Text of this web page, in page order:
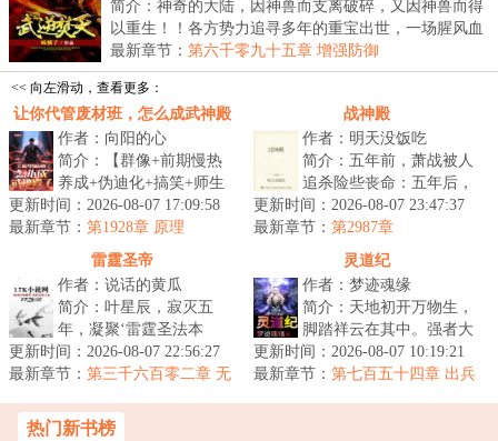
简介：神奇的大陆，因神兽而支离破碎，又因神兽而得
以重生！！各方势力追寻多年的重宝出世，一场腥风血
雨...
最新章节： 第六千零九十五章 增强防御
<< 向左滑动，查看更多：
让你代管废材班，怎么成武神殿
了
作者：向阳的心
简介：【群像+前期慢热
养成+伪迪化+搞笑+师生
情（不喜勿入）】半个月
撵走三个班主任。面对有
着人均混世魔...
更新时间：2026-08-07 17:09:58
最新章节： 第1928章 原理
战神殿
作者：明天没饭吃
简介：五年前，萧战被人
追杀险些丧命：五年后，
战神归来，镇压世间一切
宵小。...
更新时间：2026-08-07 23:47:37
最新章节： 第2987章
雷霆圣帝
作者：说话的黄瓜
简介：叶星辰，寂灭五
年，凝聚‘雷霆圣法本
源’，从北荒崛起，探寻身
世谜，沐浴天骄血，夺诸
更新时间：2026-08-07 22:56:27
最新章节： 第三千六百零二章 无
灵道纪
作者：梦迹魂缘
简介：天地初开万物生，
脚踏祥云在其中。强者大
陆纷争扰，妖魔鬼神比神
通。血染三界争第一，隐
更新时间：2026-08-07 10:19:21
最新章节： 第七百五十四章 出兵
热门新书榜